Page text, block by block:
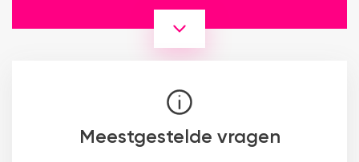
Meestgestelde vragen